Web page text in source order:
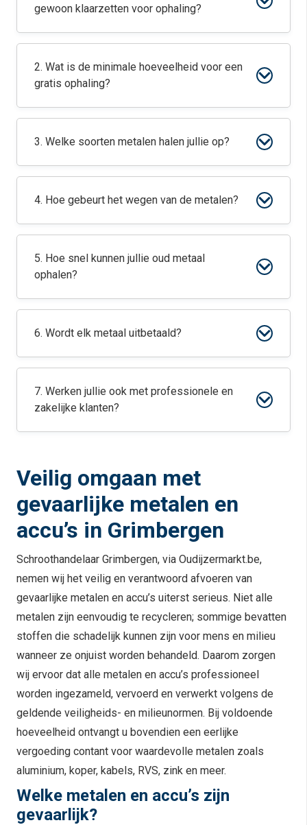
gewoon klaarzetten voor ophaling?
2. Wat is de minimale hoeveelheid voor een
gratis ophaling?
3. Welke soorten metalen halen jullie op?
4. Hoe gebeurt het wegen van de metalen?
5. Hoe snel kunnen jullie oud metaal
ophalen?
6. Wordt elk metaal uitbetaald?
7. Werken jullie ook met professionele en
zakelijke klanten?
Veilig omgaan met
gevaarlijke metalen en
accu’s in Grimbergen
Schroothandelaar Grimbergen, via Oudijzermarkt.be,
nemen wij het veilig en verantwoord afvoeren van
gevaarlijke metalen en accu’s uiterst serieus. Niet alle
metalen zijn eenvoudig te recycleren; sommige bevatten
stoffen die schadelijk kunnen zijn voor mens en milieu
wanneer ze onjuist worden behandeld. Daarom zorgen
wij ervoor dat alle metalen en accu’s professioneel
worden ingezameld, vervoerd en verwerkt volgens de
geldende veiligheids- en milieunormen. Bij voldoende
hoeveelheid ontvangt u bovendien een eerlijke
vergoeding contant voor waardevolle metalen zoals
aluminium, koper, kabels, RVS, zink en meer.
Welke metalen en accu’s zijn
gevaarlijk?